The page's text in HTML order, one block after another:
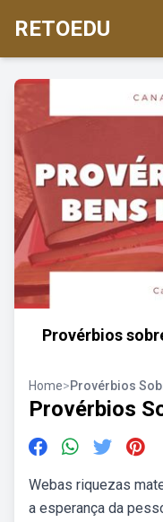
RETOEDU
Provérbios
Home>Provérbios
Provérbios
Webas riquezas
a esperança da